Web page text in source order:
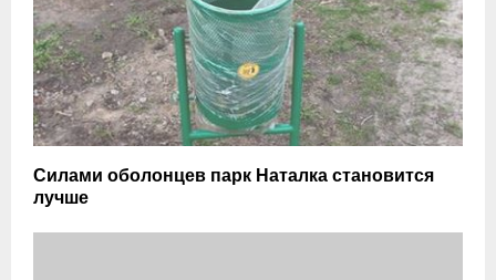
Силами оболонцев парк Наталка становится
лучше